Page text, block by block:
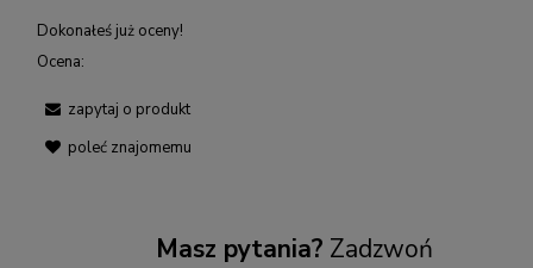
Dokonałeś już oceny!
Ocena:
zapytaj o produkt
poleć znajomemu
Masz pytania? Zadzwoń